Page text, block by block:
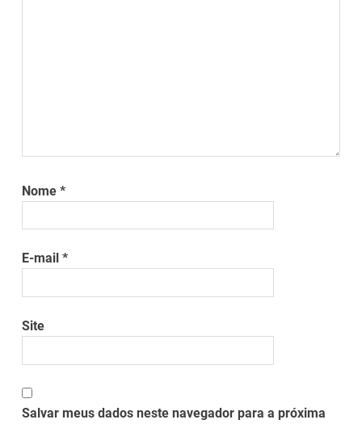
Nome*
E-mail*
Site
Salvar meus dados neste navegador para a próxima